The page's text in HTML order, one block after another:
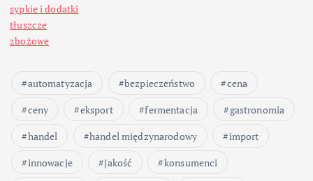
sypkie i dodatki
tłuszcze
zbożowe
automatyzacja bezpieczeństwo
cena
ceny
eksport fermentacja
gastronomia
handel
handel międzynarodowy
import
innowacje
jakość
konsumenci